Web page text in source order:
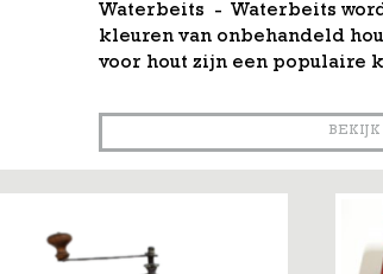
Waterbeits - Waterbeits
kleuren van onbehandeld
voor hout zijn een populaire
BEKIJK